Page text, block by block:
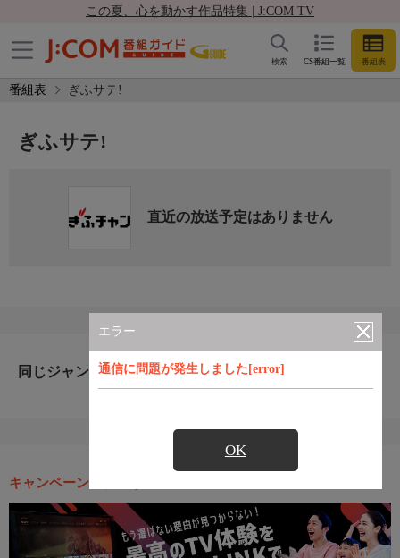
この夏、心を動かす作品特集 | J:COM TV
CS番組一覧 番組表
検索
番組表 ぎふサテ!
エラー
通信に問題が発生しました[error]
OK
ぎふサテ!
直近の放送予定はありません
同じジャンルのおすすめ番組
キャンペーン・お得な情報